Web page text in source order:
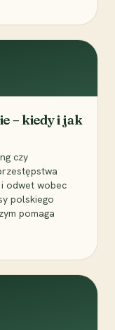
– kiedy i jak
czy
odwet wobec
polskiego
pomaga